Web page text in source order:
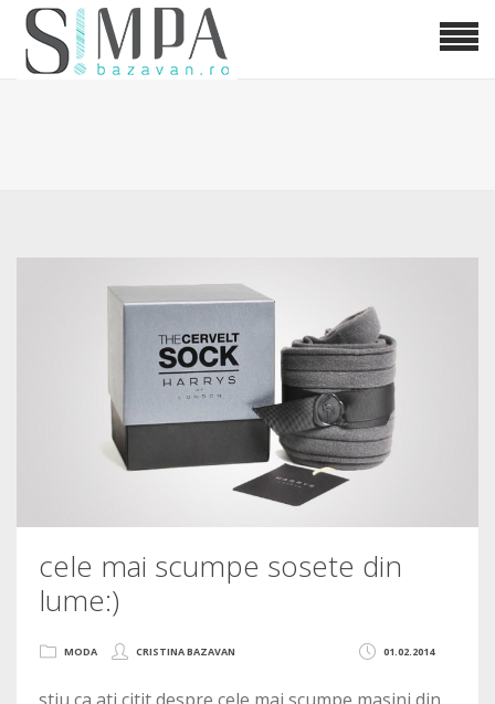
cele mai scumpe sosete din
lume:)
01.02.2014
MODA CRISTINA BAZAVAN